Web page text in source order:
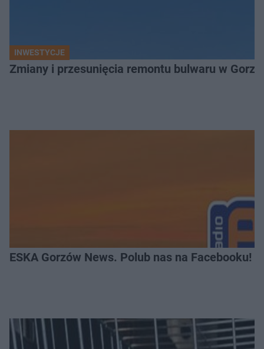
INWESTYCJE
Zmiany i przesunięcia remontu bulwaru w
ESKA Gorzów News. Polub nas na Facebooku!